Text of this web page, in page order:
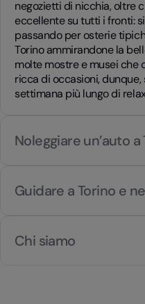
negozietti di nicchia, oltre
eccellente su tutti i fronti:
passando per osterie
Torino ammirandone la
molte mostre e musei che
ricca di occasioni,
settimana più lungo di
Noleggiare un’auto a
Guidare a Torino e
Chi siamo